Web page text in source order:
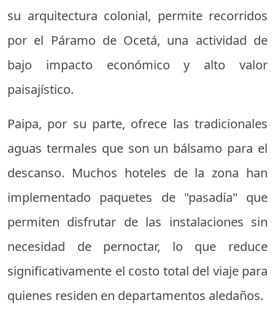
su arquitectura colonial, permite recorridos
por el Páramo de Ocetá, una actividad de
bajo impacto económico y alto valor
paisajístico.
Paipa, por su parte, ofrece las tradicionales
aguas termales que son un bálsamo para el
descanso. Muchos hoteles de la zona han
implementado paquetes de "pasadía" que
permiten disfrutar de las instalaciones sin
necesidad de pernoctar, lo que reduce
significativamente el costo total del viaje para
quienes residen en departamentos aledaños.